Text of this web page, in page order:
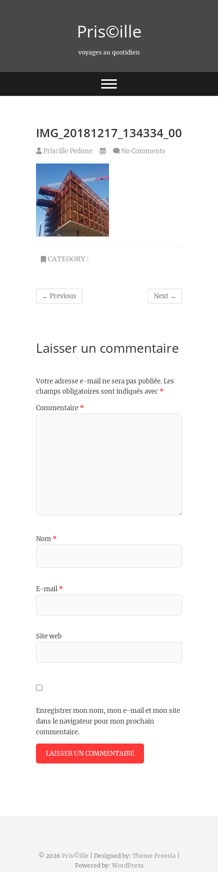
Pris©ille
voyages au quotidien
IMG_20181217_134334_005
Priscille Pedone No Comments
CATEGORY :
← Previous Next →
Laisser un commentaire
Votre adresse e-mail ne sera pas publiée.Les
champs obligatoires sont indiqués avec *
Commentaire *
Nom *
E-mail *
Site web
Enregistrer mon nom, mon e-mail et mon site
dans le navigateur pour mon prochain
commentaire.
© 2026 Pris©ille | Designed by: Theme Freesia
Powered by: WordPress